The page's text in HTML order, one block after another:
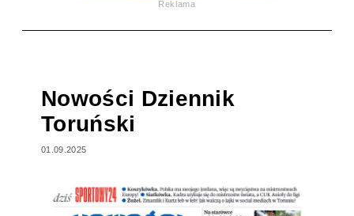
Reklama
Nowości Dziennik
Toruński
01.09.2025